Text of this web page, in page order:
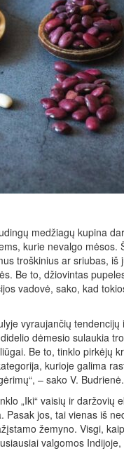
medžiagų kupina
kurie nevalgo
troškinius ar sriubas,
Be to, džiovintas
vadovė, sako, kad
vyraujančių
dėmesio sulaukia
Be to, tinklo pirkėjų
kurioje galima
– sako V. Budrienė.
„Iki“ vaisių ir
Pasak jos, tai vienas iš
žemyno. Visgi,
valgomos